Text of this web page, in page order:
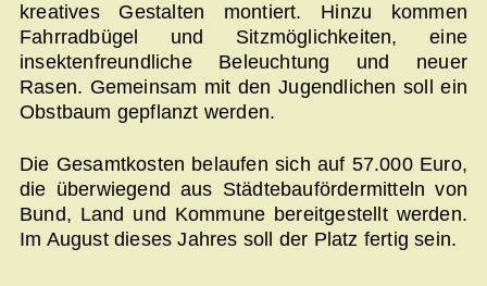
kreatives Gestalten montiert. Hinzu kommen
Fahrradbügel und Sitzmöglichkeiten, eine
insektenfreundliche Beleuchtung und neuer
Rasen. Gemeinsam mit den Jugendlichen soll ein
Obstbaum gepflanzt werden.
Die Gesamtkosten belaufen sich auf 57.000 Euro,
die überwiegend aus Städtebaufördermitteln von
Bund, Land und Kommune bereitgestellt werden.
Im August dieses Jahres soll der Platz fertig sein.